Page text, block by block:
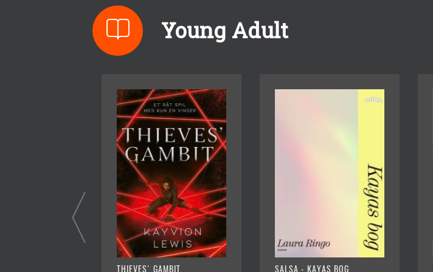
Young Adult
THIEVES' GAMBIT SALSA - KAYAS BOG